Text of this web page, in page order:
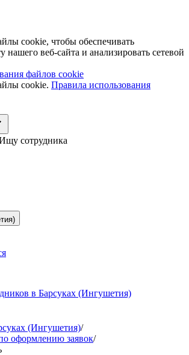
cookie, чтобы обеспечивать
нашего веб-сайта и анализировать сетевой
файлов cookie
cookie. Правила использования
сотрудника
в Барсуках (Ингушетия)
(Ингушетия)/
оформлению заявок/